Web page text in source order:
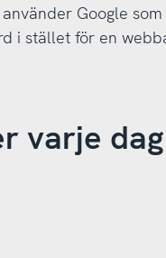
Google
i stället för en
varje dag